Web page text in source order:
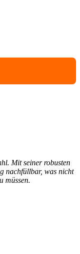
Mit seiner robusten
nachfüllbar, was nicht
müssen.